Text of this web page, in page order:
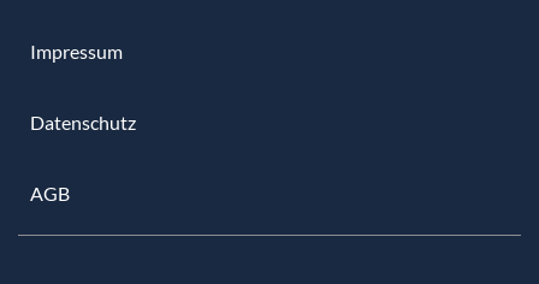
Impressum
Datenschutz
AGB